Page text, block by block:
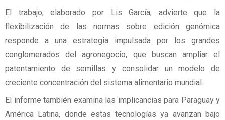
El trabajo, elaborado por Lis García, advierte que la
flexibilización de las normas sobre edición genómica
responde a una estrategia impulsada por los grandes
conglomerados del agronegocio, que buscan ampliar el
patentamiento de semillas y consolidar un modelo de
creciente concentración del sistema alimentario mundial.
El informe también examina las implicancias para Paraguay y
América Latina, donde estas tecnologías ya avanzan bajo